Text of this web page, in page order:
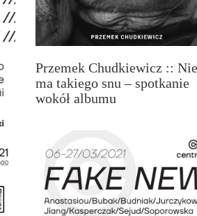
Przemek Chudkiewicz :: Nie
ma takiego snu – spotkanie
wokół albumu